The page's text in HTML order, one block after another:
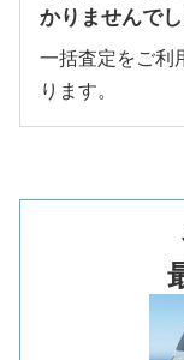
かりませんでし
一括査定をご利
ります。